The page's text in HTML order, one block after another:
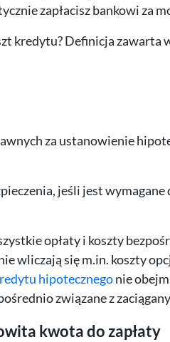
zapłacisz bankowi za
kredytu? Definicja
za ustanowienie
jeśli jest
opłaty i koszty
wliczają się m.in. koszty
hipotecznegonie
związane z
kwota do zapłaty